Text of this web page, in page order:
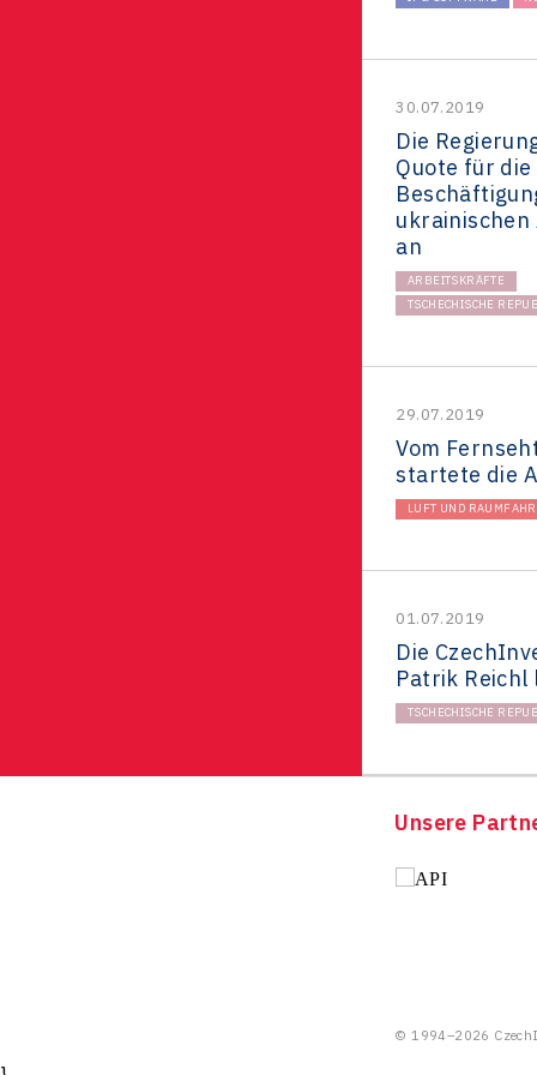
30.07.2019
Die
Quote für die
an
ARBEITSKRÄFTE
TSCHECHISCHE
29.07.2019
Vom
startete die
LUFT UND
01.07.2019
Die
Patrik Reichl
TSCHECHISCHE
Unsere
© 1994–2026